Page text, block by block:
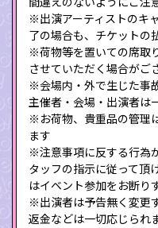
※出演アーティストのキ
了の場合も、チケットの
※荷物等を置いての席取
させていただく場合がご
※会場内・外で生じた事
主催者・会場・出演者は
※お荷物、貴重品の管理
ます
※注意事項に反する行為
タッフの指示に従って頂
はイベント参加をお断り
※出演者は予告無く変更
返金などは一切応じられ